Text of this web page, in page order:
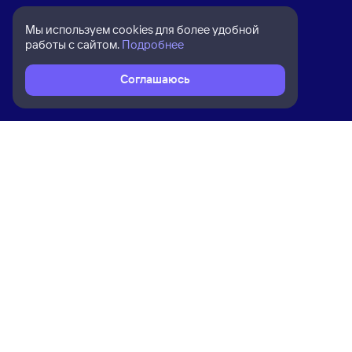
Мы используем cookies для более удобной
работы с сайтом. Подробнее
Соглашаюсь